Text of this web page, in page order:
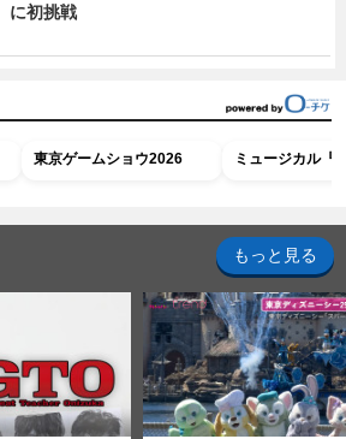
に初挑戦
東京ゲームショウ2026 ミュージカル『
もっと見る